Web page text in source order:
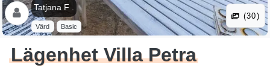
Tatjana F .
Värd Basic
(30)
Lägenhet Villa Petra